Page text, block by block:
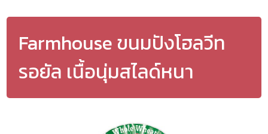
Farmhouse ขนมปังโฮลวีท
รอยัล เนื้อนุ่มสไลด์หนา